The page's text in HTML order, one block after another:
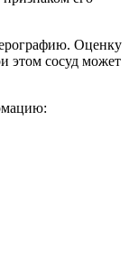
Оценку
этом сосуд может